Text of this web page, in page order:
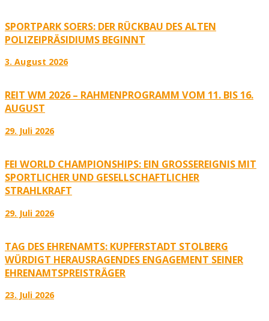
SPORTPARK SOERS: DER RÜCKBAU DES ALTEN
POLIZEIPRÄSIDIUMS BEGINNT
3. August 2026
REIT WM 2026 – RAHMENPROGRAMM VOM 11. BIS 16.
AUGUST
29. Juli 2026
FEI WORLD CHAMPIONSHIPS: EIN GROSSEREIGNIS MIT S
PORTLICHER UND GESELLSCHAFTLICHER S
TRAHLKRAFT
29. Juli 2026
TAG DES EHRENAMTS: KUPFERSTADT STOLBERG
WÜRDIGT HERAUSRAGENDES ENGAGEMENT SEINER
EHRENAMTSPREISTRÄGER
23. Juli 2026